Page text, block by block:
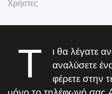
Χρήστες
Τ
ι θα λέγατε
αναλύσετε
φέρετε στην